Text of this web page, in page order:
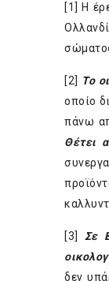
[1] Η
[2] Το
οποίο
πάνω
Θέτει
[3]
Σε
δεν